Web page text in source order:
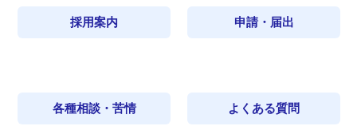
採用案内 申請・届出
各種相談・苦情 よくある質問